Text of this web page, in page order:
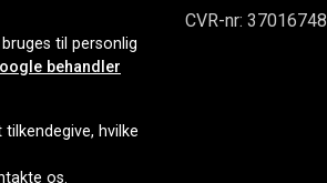
CVR-nr: 37016748
til personlig
behandler
hvilke
os.